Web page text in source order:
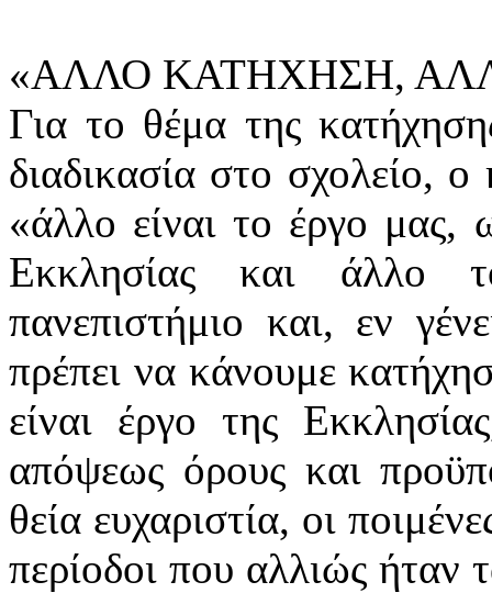
«ΑΛΛΟ ΚΑΤΗΧΗΣΗ,
Για το θέμα της
διαδικασία στο σχολείο,
«άλλο είναι το έργο μας,
Εκκλησίας και άλλο
πανεπιστήμιο και, εν
πρέπει να κάνουμε
είναι έργο της
απόψεως όρους και
θεία ευχαριστία, οι
περίοδοι που αλλιώς ήταν